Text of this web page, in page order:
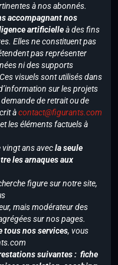
à nos abonnés.
accompagnant nos
artificielleà des fins
Elles ne constituent pas
pas représenter
ni des supports
visuels sont utilisés dans
sur les projets
de retrait ou de
àcontact@figurants.com
les éléments factuels à
ans avecla seule
les arnaques aux
figure sur notre site,
mais modérateur des
sur nos pages.
tous nos services, vous
suivantes : fiche